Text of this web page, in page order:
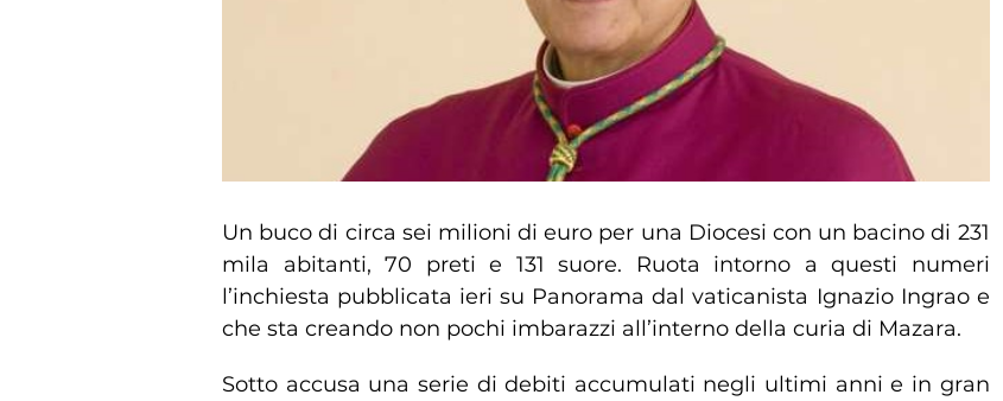
Un buco di circa sei milioni di euro per una Diocesi con un bacino di 231
mila abitanti, 70 preti e 131 suore. Ruota intorno a questi numeri
l’inchiesta pubblicata ieri su Panorama dal vaticanista Ignazio Ingrao e
che sta creando non pochi imbarazzi all’interno della curia di Mazara.
Sotto accusa una serie di debiti accumulati negli ultimi anni e in gran